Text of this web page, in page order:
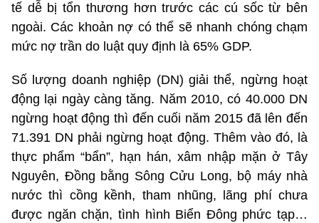
tế dễ bị tổn thương hơn trước các cú sốc từ bên
ngoài. Các khoản nợ có thể sẽ nhanh chóng chạm
mức nợ trần do luật quy định là 65% GDP.
Số lượng doanh nghiệp (DN) giải thể, ngừng hoạt
động lại ngày càng tăng. Năm 2010, có 40.000 DN
ngừng hoạt động thì đến cuối năm 2015 đã lên đến
71.391 DN phải ngừng hoạt động. Thêm vào đó, là
thực phẩm “bẩn”, hạn hán, xâm nhập mặn ở Tây
Nguyên, Đồng bằng Sông Cửu Long, bộ máy nhà
nước thì cồng kềnh, tham nhũng, lãng phí chưa
được ngăn chặn, tình hình Biển Đông phức tạp…